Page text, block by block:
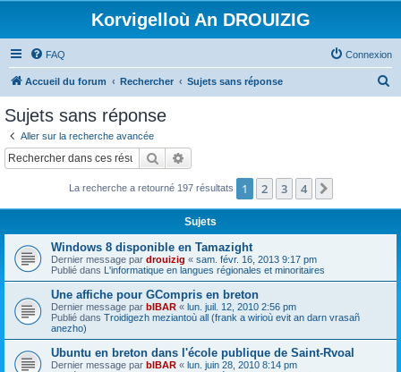
Korvigelloù An DROUIZIG
FAQ Connexion
Accueil du forum Rechercher Sujets sans réponse
c
Sujets sans réponse
Aller sur la recherche avancée
Rechercher
La recherche a retourné 197 résultats 1 2 3 4
Sujets
Windows 8 disponible en Tamazight
Dernier message par drouizig « sam. févr. 16, 2013 9:17 pm
Publié dans L'informatique en langues régionales et minoritaires
Une affiche pour GCompris en breton
Dernier message par bIBAR « lun. juil. 12, 2010 2:56 pm
Publié dans Troidigezh meziantoù all (frank a wirioù evit an darn vrasañ
anezho)
Ubuntu en breton dans l'école publique de Saint-Rvoal
Dernier message par bIBAR « lun. juin 28, 2010 8:14 pm